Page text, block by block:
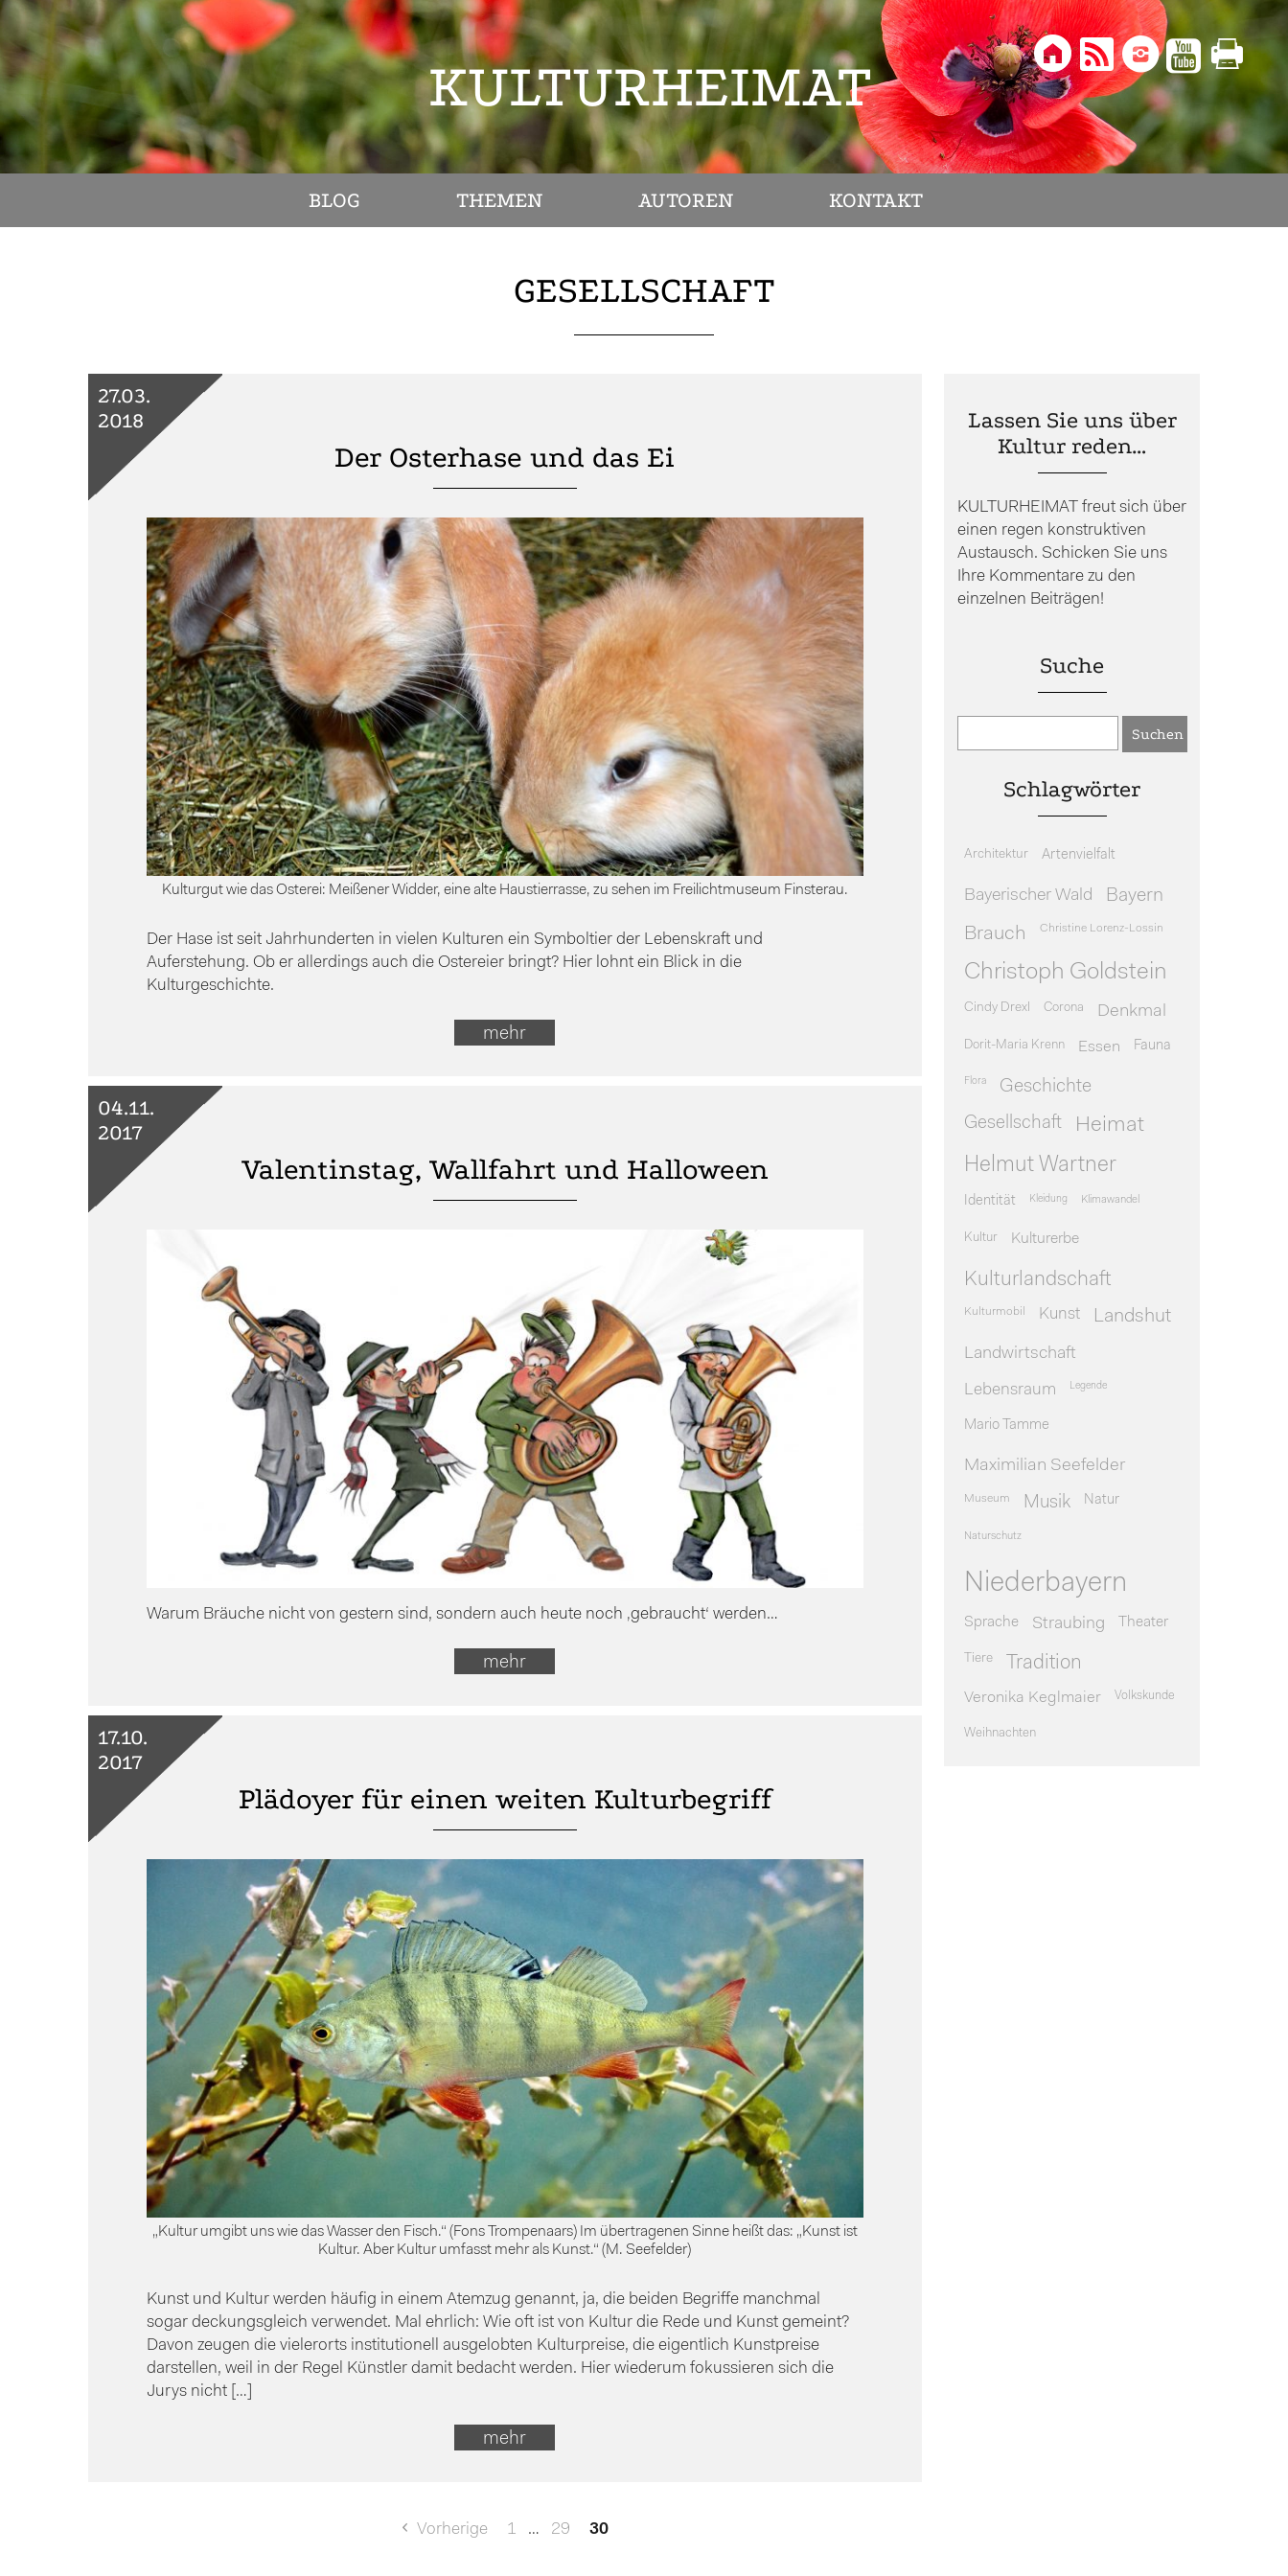
KULTURHEIMAT     
BLOG THEMEN AUTOREN KONTAKT
GESELLSCHAFT
Der Osterhase und das Ei
27.03.
2018
Kulturgut wie das Osterei: Meißener Widder, eine alte Haustierrasse, zu sehen im Freilichtmuseum Finsterau.
Der Hase ist seit Jahrhunderten in vielen Kulturen ein Symboltier der Lebenskraft und
Auferstehung. Ob er allerdings auch die Ostereier bringt? Hier lohnt ein Blick in die
Kulturgeschichte.
mehr
Valentinstag, Wallfahrt und Halloween
04.11.
2017
Warum Bräuche nicht von gestern sind, sondern auch heute noch ‚gebraucht‘ werden…
mehr
Plädoyer für einen weiten Kulturbegriff
17.10.
2017
„Kultur umgibt uns wie das Wasser den Fisch.“ (Fons Trompenaars) Im übertragenen Sinne heißt das: „Kunst ist
Kultur. Aber Kultur umfasst mehr als Kunst.“ (M. Seefelder)
Kunst und Kultur werden häufig in einem Atemzug genannt, ja, die beiden Begriffe manchmal
sogar deckungsgleich verwendet. Mal ehrlich: Wie oft ist von Kultur die Rede und Kunst gemeint?
Davon zeugen die vielerorts institutionell ausgelobten Kulturpreise, die eigentlich Kunstpreise
darstellen, weil in der Regel Künstler damit bedacht werden. Hier wiederum fokussieren sich die
Jurys nicht […]
mehr
Vorherige 1 … 29 30
Lassen Sie uns über
Kultur reden…
KULTURHEIMAT freut sich über
einen regen konstruktiven
Austausch. Schicken Sie uns
Ihre Kommentare zu den
einzelnen Beiträgen!
Suche
Schlagwörter
Architektur Artenvielfalt
Bayerischer Wald Bayern
Brauch Christine Lorenz-Lossin
Christoph Goldstein
Cindy Drexl Corona Denkmal
Dorit-Maria Krenn Essen Fauna
Flora Geschichte
Gesellschaft
Heimat
Helmut Wartner
Identität Kleidung Klimawandel
Kultur Kulturerbe
Kulturlandschaft
Kulturmobil Kunst Landshut
Landwirtschaft
Lebensraum Legende
Mario Tamme
Maximilian Seefelder
Museum Musik Natur
Naturschutz
Niederbayern
Sprache Straubing Theater
Tiere Tradition
Veronika Keglmaier Volkskunde
Weihnachten